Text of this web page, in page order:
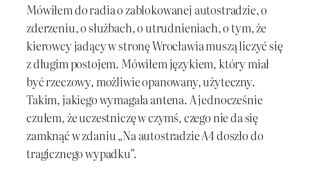
Mówiłem do radia o zablokowanej autostradzie, o
zderzeniu, o służbach, o utrudnieniach, o tym, że
kierowcy jadący w stronę Wrocławia muszą liczyć się
z długim postojem. Mówiłem językiem, który miał
być rzeczowy, możliwie opanowany, użyteczny.
Takim, jakiego wymagała antena. A jednocześnie
czułem, że uczestniczę w czymś, czego nie da się
zamknąć w zdaniu „Na autostradzie A4 doszło do
tragicznego wypadku”.